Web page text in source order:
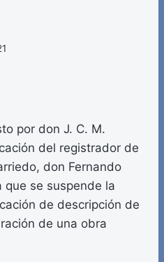
por don J. C. M.
del registrador de
don Fernando
que se suspende la
de descripción de
de una obra